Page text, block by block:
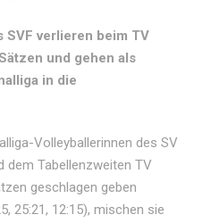
SVF verlieren beim TV
und gehen als
in die
Volleyballerinnen des SV
dem Tabellenzweiten TV
geschlagen geben
25:21, 12:15), mischen sie